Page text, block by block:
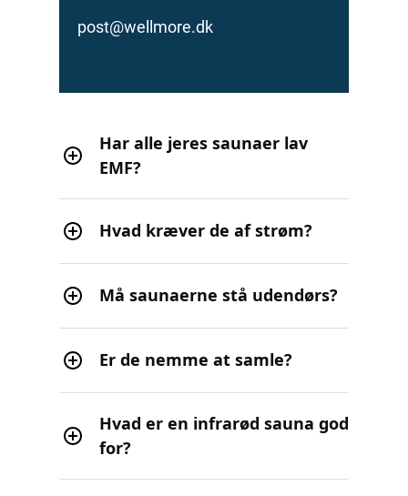
post@wellmore.dk
Har alle jeres saunaer lav
EMF?
Hvad kræver de af strøm?
Må saunaerne stå udendørs?
Er de nemme at samle?
Hvad er en infrarød sauna god
for?